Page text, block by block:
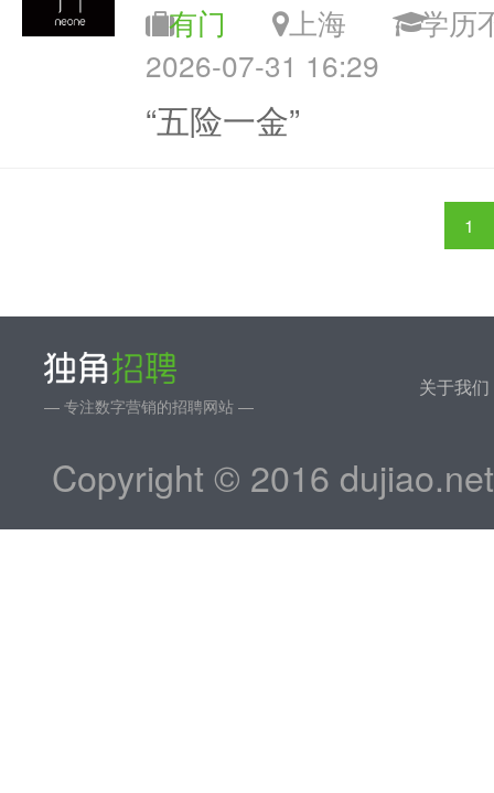
有门 上海
学
2026-07-31 16:29
“五险一金”
1
— 专注数字营销的招聘网站 —
关于我们
Copyright © 2016